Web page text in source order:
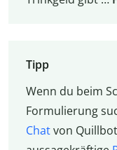
Tipp
Wenn du beim
Formulierung
Chatvon